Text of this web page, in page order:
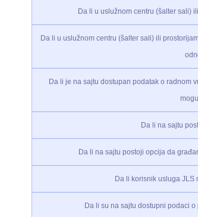
Da li u uslužnom centru (šalter sali)
Da li u uslužnom centru (šalter sali) ili
Da li je na sajtu dostupan podatak o radnom
Da li na sajtu
Da li na sajtu postoji opcija da
Da li korisnik usluga JLS
Da li su na sajtu dostupni podaci